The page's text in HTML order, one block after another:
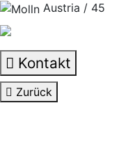
Austria / 45
Kontakt
Zurück